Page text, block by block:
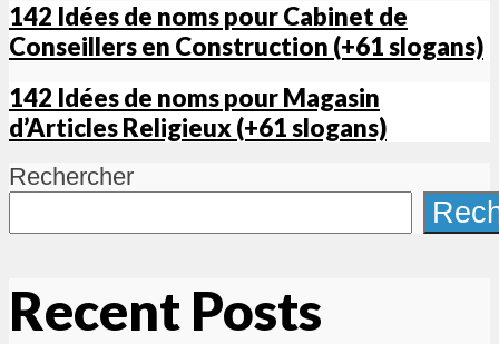
142 Idées de noms pour Cabinet de
Conseillers en Construction (+61 slogans)
142 Idées de noms pour Magasin
d’Articles Religieux (+61 slogans)
Rechercher
Recent Posts